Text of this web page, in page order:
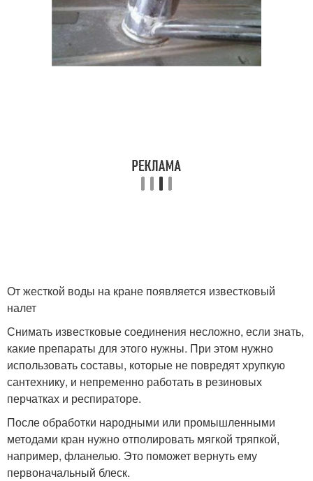
Подручные средства Эффективное средство
От жесткой воды на кране появляется известковый
налет
Снимать известковые соединения несложно, если знать,
какие препараты для этого нужны. При этом нужно
использовать составы, которые не повредят хрупкую
сантехнику, и непременно работать в резиновых
перчатках и респираторе.
После обработки народными или промышленными
методами кран нужно отполировать мягкой тряпкой,
например, фланелью. Это поможет вернуть ему
первоначальный блеск.